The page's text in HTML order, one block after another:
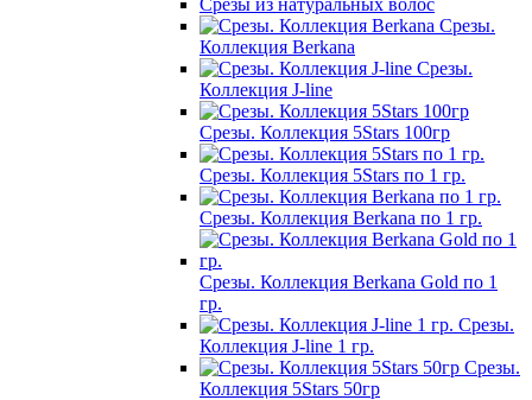
Срезы из натуральных волос
Срезы.
Коллекция Berkana
Срезы.
Коллекция J-line
Срезы. Коллекция 5Stars 100гр
Срезы. Коллекция 5Stars по 1 гр.
Срезы. Коллекция Berkana по 1 гр.
Срезы. Коллекция Berkana Gold по 1
гр.
Срезы.
Коллекция J-line 1 гр.
Срезы.
Коллекция 5Stars 50гр